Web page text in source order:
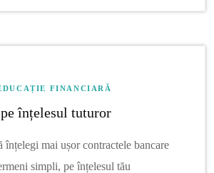
FINANCIARĂ
înțelesul tuturor
înțelegi mai ușor contractele bancare
simpli, pe înțelesul tău